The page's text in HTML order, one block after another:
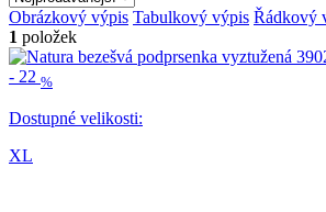
Obrázkový výpis Tabulkový výpis Řádkový
1 položek
- 22 %
Dostupné velikosti:
XL